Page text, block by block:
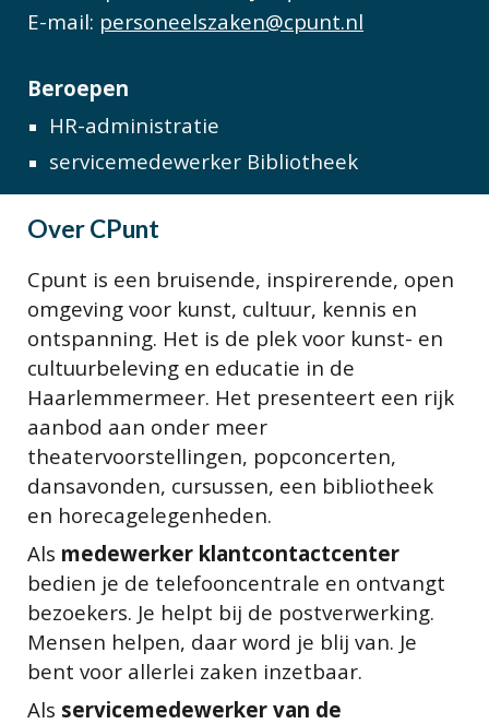
E-mail: personeelszaken@cpunt.nl
Beroepen
HR-administratie
servicemedewerker Bibliotheek
OverCPunt
Cpunt is een bruisende, inspirerende, open
omgeving voor kunst, cultuur, kennis en
ontspanning. Het is de plek voor kunst- en
cultuurbeleving en educatie in de
Haarlemmermeer. Het presenteert een rijk
aanbod aan onder meer
theatervoorstellingen, popconcerten,
dansavonden, cursussen, een bibliotheek
en horecagelegenheden.
Als medewerker klantcontactcenter
bedien je de telefooncentrale en ontvangt
bezoekers. Je helpt bij de postverwerking.
Mensen helpen, daar word je blij van. Je
bent voor allerlei zaken inzetbaar.
Als servicemedewerker van de